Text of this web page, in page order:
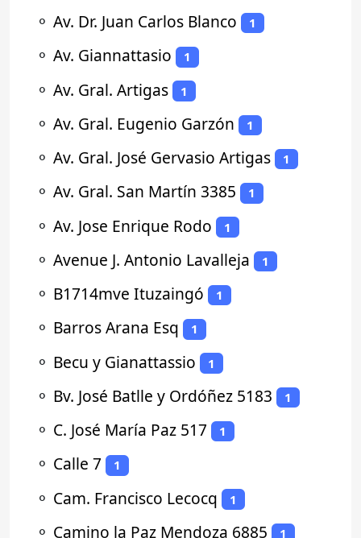
⚬ Av. Dr. Juan Carlos Blanco 1
⚬ Av. Giannattasio 1
⚬ Av. Gral. Artigas 1
⚬ Av. Gral. Eugenio Garzón 1
⚬ Av. Gral. José Gervasio Artigas 1
⚬ Av. Gral. San Martín 3385 1
⚬ Av. Jose Enrique Rodo 1
⚬ Avenue J. Antonio Lavalleja 1
⚬ B1714mve Ituzaingó 1
⚬ Barros Arana Esq 1
⚬ Becu y Gianattassio 1
⚬ Bv. José Batlle y Ordóñez 5183 1
⚬ C. José María Paz 517 1
⚬ Calle 7 1
⚬ Cam. Francisco Lecocq 1
⚬ Camino la Paz Mendoza 6885 1